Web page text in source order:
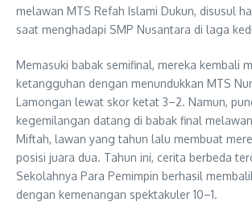
melawan MTS Refah Islami Dukun, disusul
saat menghadapi SMP Nusantara di laga
Memasuki babak semifinal, mereka kembali
ketangguhan dengan menundukkan MTS
Lamongan lewat skor ketat 3–2. Namun,
kegemilangan datang di babak final
Miftah, lawan yang tahun lalu membuat
posisi juara dua. Tahun ini, cerita berbeda
Sekolahnya Para Pemimpin berhasil
dengan kemenangan spektakuler 10–1.